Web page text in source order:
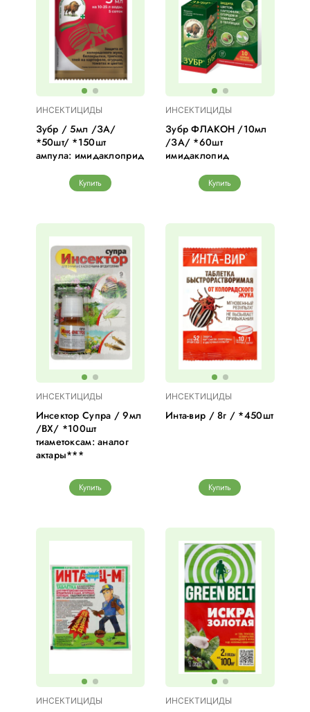
ИНСЕКТИЦИДЫ
Зубр / 5мл /ЗА/
*50шт/ *150шт
ампула: имидаклоприд
Купить
ИНСЕКТИЦИДЫ
Зубр ФЛАКОН /10мл
/ЗА/ *60шт
имидаклопид
Купить
ИНСЕКТИЦИДЫ
Инсектор Супра / 9мл
/ВХ/ *100шт
тиаметоксам: аналог
актары***
Купить
ИНСЕКТИЦИДЫ
Инта-вир / 8г / *450шт
Купить
ИНСЕКТИЦИДЫ ИНСЕКТИЦИДЫ